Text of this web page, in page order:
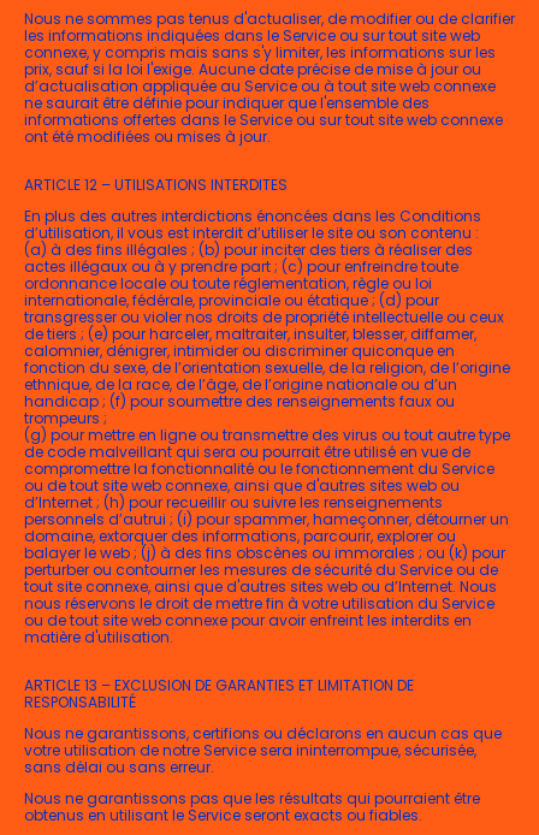
Nous ne sommes pas tenus d'actualiser, de modifier ou de clarifier
les informations indiquées dans le Service ou sur tout site web
connexe, y compris mais sans s'y limiter, les informations sur les
prix, sauf si la loi l'exige. Aucune date précise de mise à jour ou
d’actualisation appliquée au Service ou à tout site web connexe
ne saurait être définie pour indiquer que l'ensemble des
informations offertes dans le Service ou sur tout site web connexe
ont été modifiées ou mises à jour.
ARTICLE 12 – UTILISATIONS INTERDITES
En plus des autres interdictions énoncées dans les Conditions
d’utilisation, il vous est interdit d’utiliser le site ou son contenu :
(a) à des fins illégales ; (b) pour inciter des tiers à réaliser des
actes illégaux ou à y prendre part ; (c) pour enfreindre toute
ordonnance locale ou toute réglementation, règle ou loi
internationale, fédérale, provinciale ou étatique ; (d) pour
transgresser ou violer nos droits de propriété intellectuelle ou ceux
de tiers ; (e) pour harceler, maltraiter, insulter, blesser, diffamer,
calomnier, dénigrer, intimider ou discriminer quiconque en
fonction du sexe, de l’orientation sexuelle, de la religion, de l’origine
ethnique, de la race, de l’âge, de l’origine nationale ou d’un
handicap ; (f) pour soumettre des renseignements faux ou
trompeurs ;
(g) pour mettre en ligne ou transmettre des virus ou tout autre type
de code malveillant qui sera ou pourrait être utilisé en vue de
compromettre la fonctionnalité ou le fonctionnement du Service
ou de tout site web connexe, ainsi que d'autres sites web ou
d’Internet ; (h) pour recueillir ou suivre les renseignements
personnels d’autrui ; (i) pour spammer, hameçonner, détourner un
domaine, extorquer des informations, parcourir, explorer ou
balayer le web ; (j) à des fins obscènes ou immorales ; ou (k) pour
perturber ou contourner les mesures de sécurité du Service ou de
tout site connexe, ainsi que d'autres sites web ou d’Internet. Nous
nous réservons le droit de mettre fin à votre utilisation du Service
ou de tout site web connexe pour avoir enfreint les interdits en
matière d'utilisation.
ARTICLE 13 – EXCLUSION DE GARANTIES ET LIMITATION DE
RESPONSABILITÉ
Nous ne garantissons, certifions ou déclarons en aucun cas que
votre utilisation de notre Service sera ininterrompue, sécurisée,
sans délai ou sans erreur.
Nous ne garantissons pas que les résultats qui pourraient être
obtenus en utilisant le Service seront exacts ou fiables.